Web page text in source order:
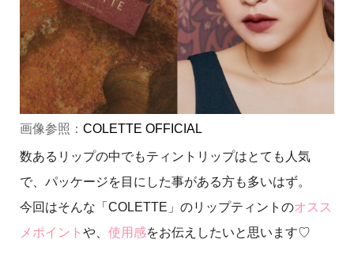
画像参照： COLETTE OFFICIAL
数あるリップの中でもティントリップはとても人気
で、パッケージを目にした事がある方も多いはず。
今回はそんな「COLETTE」のリップティントのオスス
メポイント や、 使用感をお伝えしたいと思います♡